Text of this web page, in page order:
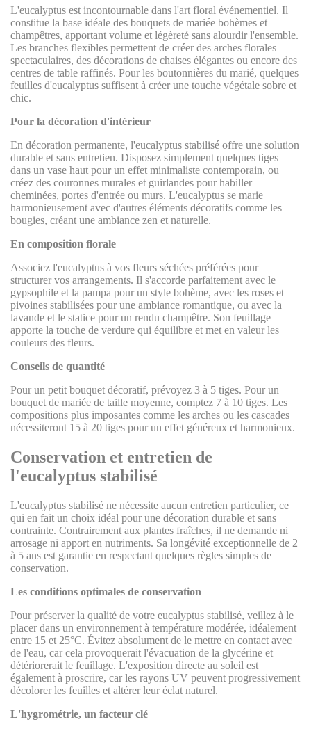
L'eucalyptus est incontournable dans l'art floral événementiel. Il
constitue la base idéale des bouquets de mariée bohèmes et
champêtres, apportant volume et légèreté sans alourdir l'ensemble.
Les branches flexibles permettent de créer des arches florales
spectaculaires, des décorations de chaises élégantes ou encore des
centres de table raffinés. Pour les boutonnières du marié, quelques
feuilles d'eucalyptus suffisent à créer une touche végétale sobre et
chic.
Pour la décoration d'intérieur
En décoration permanente, l'eucalyptus stabilisé offre une solution
durable et sans entretien. Disposez simplement quelques tiges
dans un vase haut pour un effet minimaliste contemporain, ou
créez des couronnes murales et guirlandes pour habiller
cheminées, portes d'entrée ou murs. L'eucalyptus se marie
harmonieusement avec d'autres éléments décoratifs comme les
bougies, créant une ambiance zen et naturelle.
En composition florale
Associez l'eucalyptus à vos fleurs séchées préférées pour
structurer vos arrangements. Il s'accorde parfaitement avec le
gypsophile et la pampa pour un style bohème, avec les roses et
pivoines stabilisées pour une ambiance romantique, ou avec la
lavande et le statice pour un rendu champêtre. Son feuillage
apporte la touche de verdure qui équilibre et met en valeur les
couleurs des fleurs.
Conseils de quantité
Pour un petit bouquet décoratif, prévoyez 3 à 5 tiges. Pour un
bouquet de mariée de taille moyenne, comptez 7 à 10 tiges. Les
compositions plus imposantes comme les arches ou les cascades
nécessiteront 15 à 20 tiges pour un effet généreux et harmonieux.
Conservation et entretien de
l'eucalyptus stabilisé
L'eucalyptus stabilisé ne nécessite aucun entretien particulier, ce
qui en fait un choix idéal pour une décoration durable et sans
contrainte. Contrairement aux plantes fraîches, il ne demande ni
arrosage ni apport en nutriments. Sa longévité exceptionnelle de 2
à 5 ans est garantie en respectant quelques règles simples de
conservation.
Les conditions optimales de conservation
Pour préserver la qualité de votre eucalyptus stabilisé, veillez à le
placer dans un environnement à température modérée, idéalement
entre 15 et 25°C. Évitez absolument de le mettre en contact avec
de l'eau, car cela provoquerait l'évacuation de la glycérine et
détériorerait le feuillage. L'exposition directe au soleil est
également à proscrire, car les rayons UV peuvent progressivement
décolorer les feuilles et altérer leur éclat naturel.
L'hygrométrie, un facteur clé